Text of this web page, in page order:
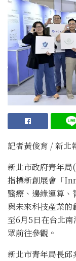
記者黃俊育 / 新北
新北市政府青年
指標新創展會「
醫療、邊緣運算
與未來科技產業
至6月5日在台北
眾前往參觀。
新北市青年局長